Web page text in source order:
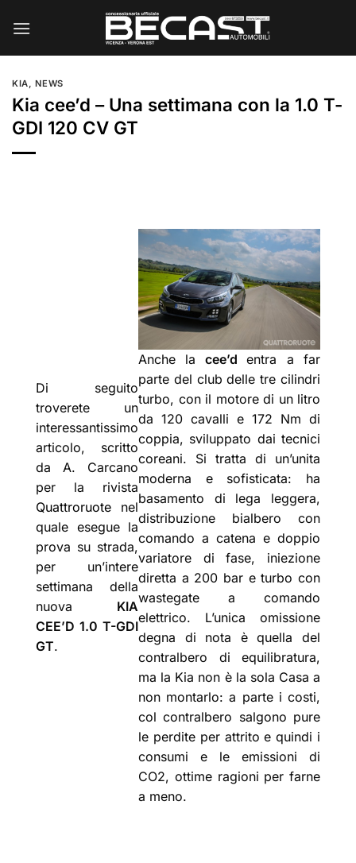
KIA, NEWS
Kia cee’d – Una settimana con la 1.0 T-
GDI 120 CV GT
Di seguito
troverete un
interessantissimo
articolo, scritto
da A. Carcano
per la rivista
Quattroruote nel
quale esegue la
prova su strada,
per un’intere
settimana della
nuova KIA
CEE’D 1.0 T-GDI
GT.
Anche la cee’dentra a far
parte del club delle tre cilindri
turbo, con il motore di un litro
da 120 cavalli e 172 Nm di
coppia, sviluppato dai tecnici
coreani. Si tratta di un’unita
moderna e sofisticata: ha
basamento di lega leggera,
distribuzione bialbero con
comando a catena e doppio
variatore di fase, iniezione
diretta a 200 bar e turbo con
wastegate a comando
elettrico. L’unica omissione
degna di nota è quella del
contralbero di equilibratura,
ma la Kia non è la sola Casa a
non montarlo: a parte i costi,
col contralbero salgono pure
le perdite per attrito e quindi i
consumi e le emissioni di
CO2, ottime ragioni per farne
a meno.